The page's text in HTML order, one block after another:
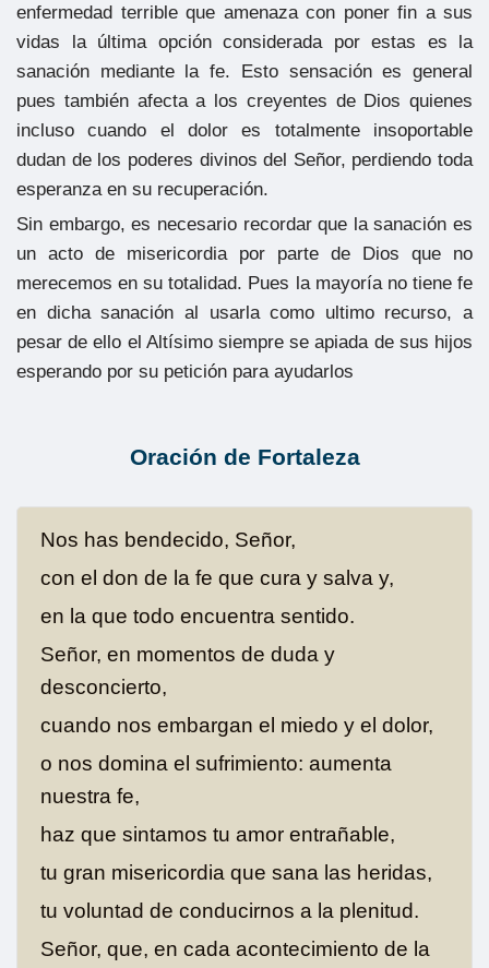
enfermedad terrible que amenaza con poner fin a sus
vidas la última opción considerada por estas es la
sanación mediante la fe. Esto sensación es general
pues también afecta a los creyentes de Dios quienes
incluso cuando el dolor es totalmente insoportable
dudan de los poderes divinos del Señor, perdiendo toda
esperanza en su recuperación.
Sin embargo, es necesario recordar que la sanación es
un acto de misericordia por parte de Dios que no
merecemos en su totalidad. Pues la mayoría no tiene fe
en dicha sanación al usarla como ultimo recurso, a
pesar de ello el Altísimo siempre se apiada de sus hijos
esperando por su petición para ayudarlos
Oración de Fortaleza
Nos has bendecido, Señor,
con el don de la fe que cura y salva y,
en la que todo encuentra sentido.
Señor, en momentos de duda y
desconcierto,
cuando nos embargan el miedo y el dolor,
o nos domina el sufrimiento: aumenta
nuestra fe,
haz que sintamos tu amor entrañable,
tu gran misericordia que sana las heridas,
tu voluntad de conducirnos a la plenitud.
Señor, que, en cada acontecimiento de la